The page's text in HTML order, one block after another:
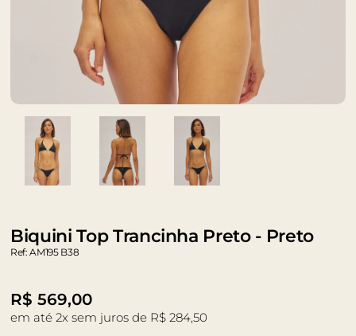
Biquini Top Trancinha Preto - Preto
Ref: AM195 B38
R$ 569,00
em até 2x sem juros de R$ 284,50